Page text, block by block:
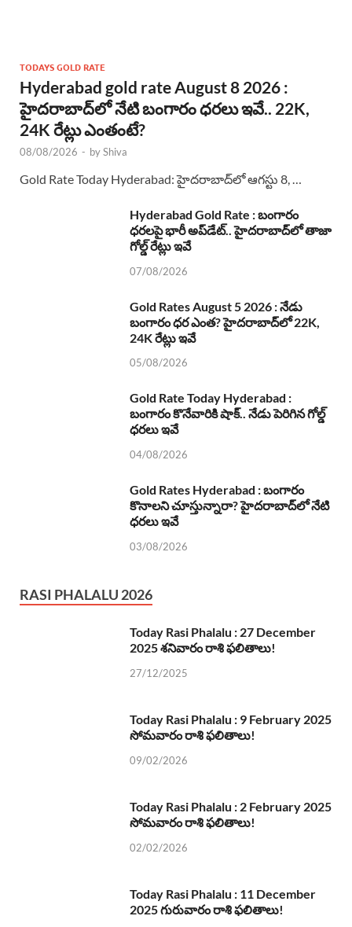
TODAYS GOLD RATE
Hyderabad gold rate August 8 2026 :
హైదరాబాద్‌లో నేటి బంగారం ధరలు ఇవే.. 22K,
24K రేట్లు ఎంతంటే?
08/08/2026 - byShiva
Gold Rate Today Hyderabad: హైదరాబాద్‌లో ఆగస్టు 8, …
Hyderabad Gold Rate : బంగారం
ధరలపై భారీ అప్‌డేట్.. హైదరాబాద్‌లో తాజా
గోల్డ్ రేట్లు ఇవే
07/08/2026
Gold Rates August 5 2026 : నేడు
బంగారం ధర ఎంత? హైదరాబాద్‌లో 22K,
24K రేట్లు ఇవే
05/08/2026
Gold Rate Today Hyderabad :
బంగారం కొనేవారికి షాక్.. నేడు పెరిగిన గోల్డ్
ధరలు ఇవే
04/08/2026
Gold Rates Hyderabad : బంగారం
కొనాలని చూస్తున్నారా? హైదరాబాద్‌లో నేటి
ధరలు ఇవే
03/08/2026
RASI PHALALU 2026
Today Rasi Phalalu : 27 December
2025 శనివారం రాశి ఫలితాలు!
27/12/2025
Today Rasi Phalalu : 9 February 2025
సోమవారం రాశి ఫలితాలు!
09/02/2026
Today Rasi Phalalu : 2 February 2025
సోమవారం రాశి ఫలితాలు!
02/02/2026
Today Rasi Phalalu : 11 December
2025 గురువారం రాశి ఫలితాలు!